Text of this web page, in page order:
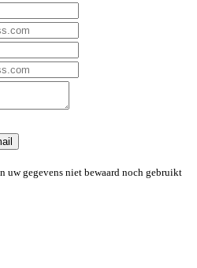
uw gegevens niet bewaard noch gebruikt